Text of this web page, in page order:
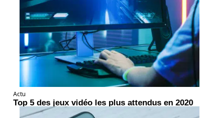
Actu
Top 5 des jeux vidéo les plus attendus en 2020